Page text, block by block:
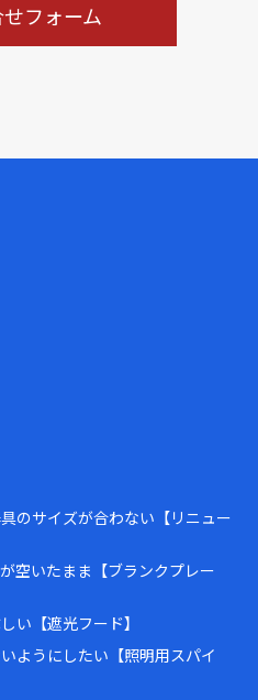
フォーム
のサイズが合わない【リニュー
空いたまま【ブランクプレー
い【遮光フード】
ようにしたい【照明用スパイ